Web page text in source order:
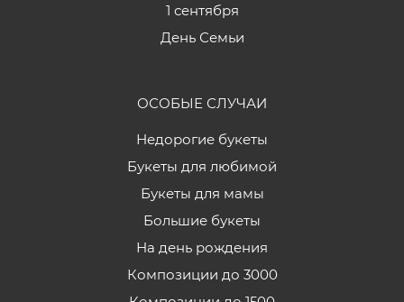
1 сентября
День Семьи
ОСОБЫЕ СЛУЧАИ
Недорогие букеты
Букеты для любимой
Букеты для мамы
Большие букеты
На день рождения
Композиции до 3000